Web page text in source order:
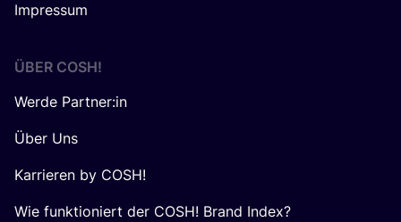
Impressum
ÜBER COSH!
Werde Partner:in
Über Uns
Karrieren by COSH!
Wie funktioniert der COSH! Brand Index?